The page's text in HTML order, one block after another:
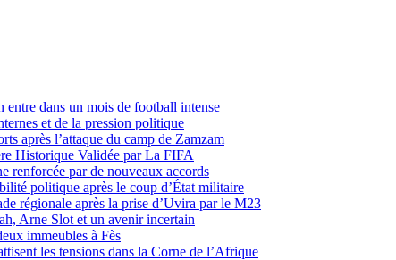
dans un mois de football intense
et de la pression politique
après l’attaque du camp de Zamzam
Historique Validée par La FIFA
renforcée par de nouveaux accords
politique après le coup d’État militaire
régionale après la prise d’Uvira par le M23
Arne Slot et un avenir incertain
immeubles à Fès
les tensions dans la Corne de l’Afrique